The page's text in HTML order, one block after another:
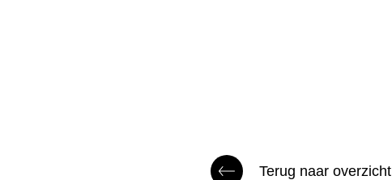
Terug naar overzicht